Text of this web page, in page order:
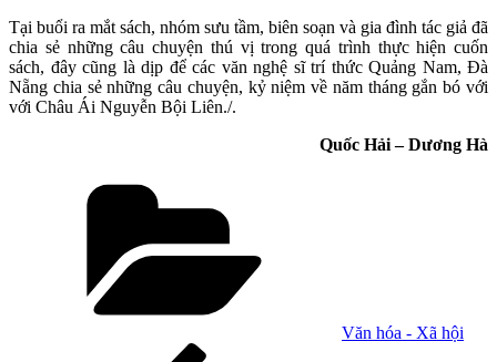
Tại buổi ra mắt sách, nhóm sưu tầm, biên soạn và gia đình tác giả đã
chia sẻ những câu chuyện thú vị trong quá trình thực hiện cuốn
sách, đây cũng là dịp để các văn nghệ sĩ trí thức Quảng Nam, Đà
Nẵng chia sẻ những câu chuyện, kỷ niệm về năm tháng gắn bó với
với Châu Ái Nguyễn Bội Liên./.
Quốc Hải – Dương Hà
Văn hóa - Xã hội